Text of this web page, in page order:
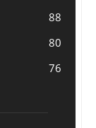
88
80
76